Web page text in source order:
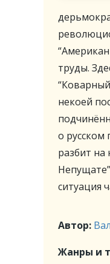
труды.
некоей
о русском
разбит на
ситуация
Автор:
Жанры и